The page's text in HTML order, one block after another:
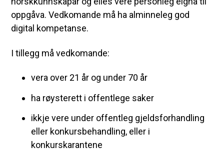
oppgåva. Vedkomande må ha alminneleg god
digital kompetanse.
I tillegg må vedkomande:
vera over 21 år og under 70 år
ha røysterett i offentlege saker
ikkje vere under offentleg gjeldsforhandling
eller konkursbehandling, eller i
konkurskarantene